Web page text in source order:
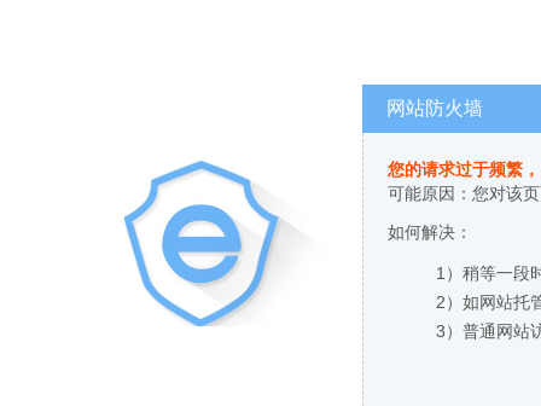
网站防火墙
您的请求过于频繁
可能原因：您对该
如何解决：
1）稍等一段
2）如网站托
3）普通网站